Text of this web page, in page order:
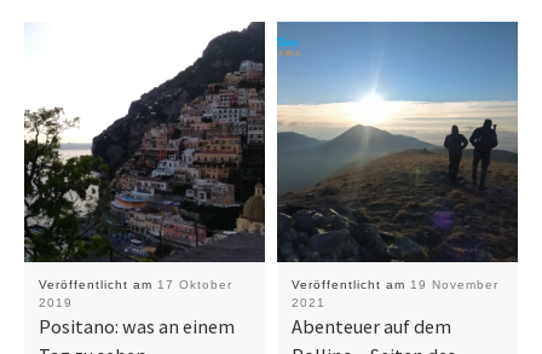
Veröffentlicht am 17 Oktober
2019
Positano: was an einem
Veröffentlicht am 19 November
2021
Abenteuer auf dem